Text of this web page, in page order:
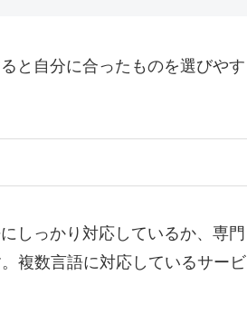
と自分に合ったものを選びやす
しっかり対応しているか、専門
複数言語に対応しているサービ